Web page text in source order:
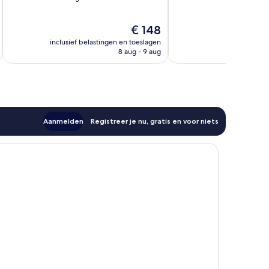
beoordelingen
De
prijs
is
€ 148
inclusief belastingen en toeslagen
8 aug - 9 aug
Aanmelden Registreer je nu, gratis en voor niets